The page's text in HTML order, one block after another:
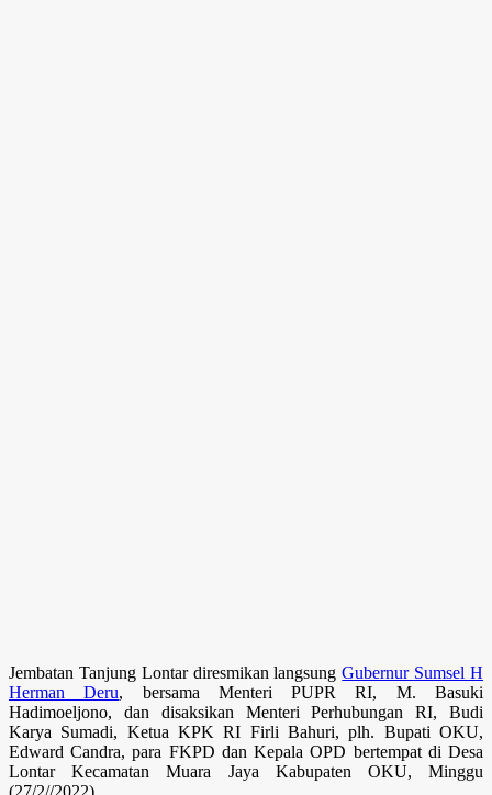
Jembatan Tanjung Lontar diresmikan langsungGubernur Sumsel H
Herman Deru, bersama Menteri PUPR RI, M. Basuki
Hadimoeljono, dan disaksikan Menteri Perhubungan RI, Budi
Karya Sumadi, Ketua KPK RI Firli Bahuri, plh. Bupati OKU,
Edward Candra, para FKPD dan Kepala OPD bertempat di Desa
Lontar Kecamatan Muara Jaya Kabupaten OKU, Minggu
(27/2//2022).